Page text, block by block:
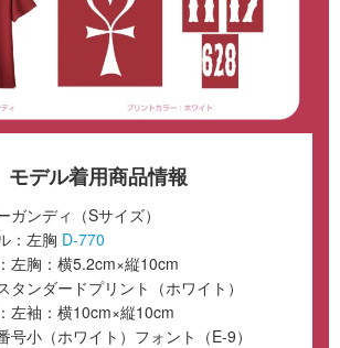
モデル着用商品情報
ンディ（Sサイズ）
：左胸 D-770
左胸：横5.2cm×縦10cm
タンダードプリント（ホワイト）
左袖：横10cm×縦10cm
号小（ホワイト）フォント（E-9）